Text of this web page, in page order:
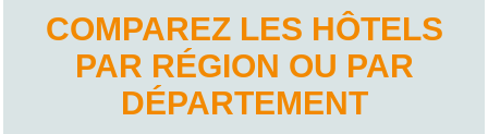
COMPAREZ LES HÔTELS
PAR RÉGION OU PAR
DÉPARTEMENT